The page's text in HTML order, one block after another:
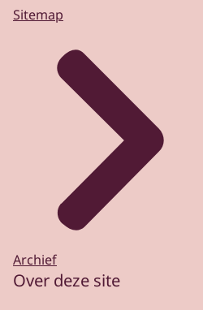
Sitemap
Archief
Over deze site